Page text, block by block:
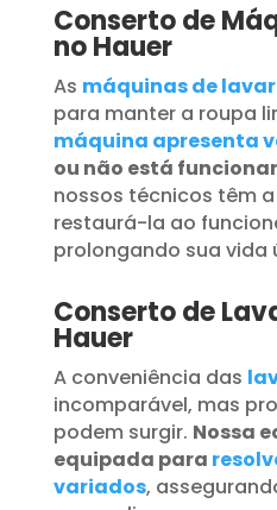
Conserto de
no Hauer
As máquinas de lavar
para manter a roupa
máquina apresenta
ou não está
nossos técnicos têm
restaurá-la ao
prolongando sua vida
Conserto de
Hauer
A conveniência das
incomparável, mas
podem surgir. Nossa
equipada para
variados,